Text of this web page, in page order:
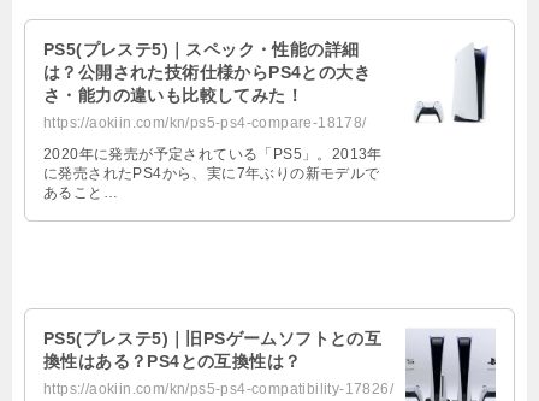
PS5(プレステ5)｜スペック・性能の詳細
は？公開された技術仕様からPS4との大き
さ・能力の違いも比較してみた！
https://aokiin.com/kn/ps5-ps4-compare-18178/
2020年に発売が予定されている「PS5」。2013年
に発売されたPS4から、実に7年ぶりの新モデルで
あること…
PS5(プレステ5)｜旧PSゲームソフトとの互
換性はある？PS4との互換性は？
https://aokiin.com/kn/ps5-ps4-compatibility-17826/